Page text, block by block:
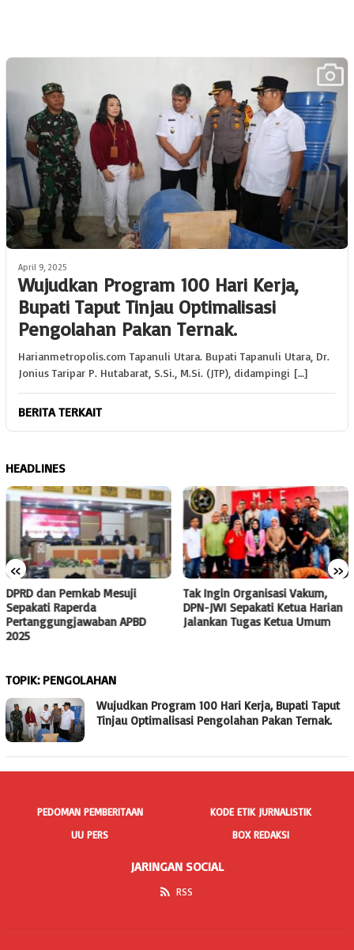
April 9, 2025
Wujudkan Program 100 Hari Kerja,
Bupati Taput Tinjau Optimalisasi
Pengolahan Pakan Ternak.
Harianmetropolis.com Tapanuli Utara. Bupati Tapanuli Utara, Dr.
Jonius Taripar P. Hutabarat, S.Si., M.Si. (JTP), didampingi […]
BERITA TERKAIT
HEADLINES
« »
DPRD dan Pemkab Mesuji
Sepakati Raperda
Pertanggungjawaban APBD
2025
Tak Ingin Organisasi Vakum,
DPN-JWI Sepakati Ketua Harian
Jalankan Tugas Ketua Umum
TOPIK: PENGOLAHAN
Wujudkan Program 100 Hari Kerja, Bupati Taput
Tinjau Optimalisasi Pengolahan Pakan Ternak.
PEDOMAN PEMBERITAAN
KODE ETIK JURNALISTIK
UU PERS
BOX REDAKSI
JARINGAN SOCIAL
RSS